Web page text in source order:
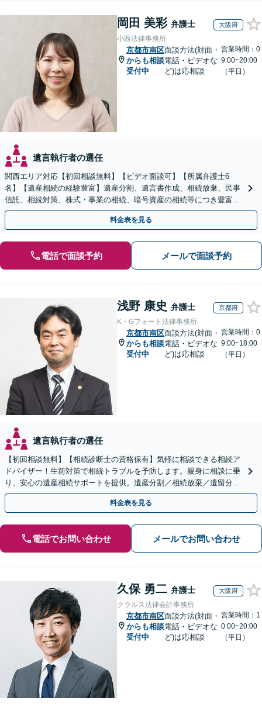
岡田 美彩 弁護士 大阪府
小西法律事務所
京都市南区
からも相談
受付中
面談方法(対面・
電話・ビデオな
ど)は応相談
営業時間：0
9:00~20:00
（平日）
遺言執行者の選任
関西エリア対応【初回相談無料】【ビデオ面談可】【所属弁護士6
名】【遺産相続の経験豊富】遺産分割、遺言書作成、相続放棄、民事
信託、相続対策、株式・事業の相続、暗号資産の相続等につき豊富な
対応実績。【バリアフリー】【完全個室対応】
料金表を見る
電話で面談予約 メールで面談予約
浅野 康史 弁護士 京都府
K・Gフォート法律事務所
京都市南区
からも相談
受付中
面談方法(対面・
電話・ビデオな
ど)は応相談
営業時間：0
9:00~18:00
（平日）
遺言執行者の選任
【初回相談無料】【相続診断士の資格保有】気軽に相談できる相続ア
ドバイザー！生前対策で相続トラブルを予防します。親身に相談に乗
り、安心の遺産相続サポートを提供。遺産分割／相続放棄／遺留分も
お任せ！【出張サポート】【完全個室】【丸太町駅6分】
料金表を見る
電話でお問い合わせ メールでお問い合わせ
久保 勇二 弁護士 大阪府
クラルス法律会計事務所
京都市南区
からも相談
受付中
面談方法(対面・
電話・ビデオな
ど)は応相談
営業時間：1
0:00~20:00
（平日）